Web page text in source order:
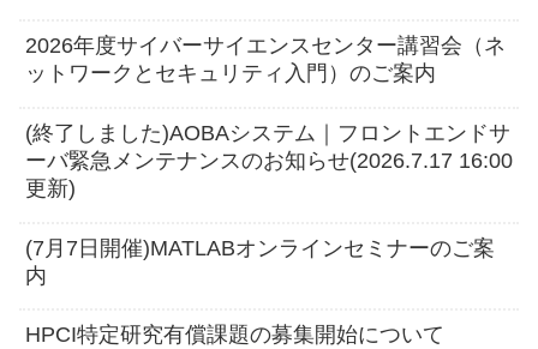
2026年度サイバーサイエンスセンター講習会（ネ
ットワークとセキュリティ入門）のご案内
(終了しました)AOBAシステム｜フロントエンドサ
ーバ緊急メンテナンスのお知らせ(2026.7.17 16:00
更新)
(7月7日開催)MATLABオンラインセミナーのご案
内
HPCI特定研究有償課題の募集開始について